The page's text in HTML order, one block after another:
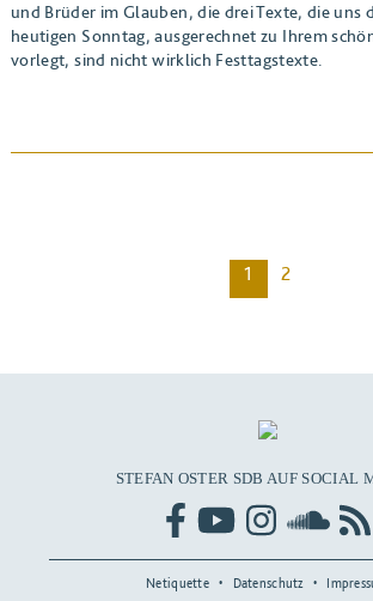
BEITRAG ANSEHEN
und Brüder im Glauben, die drei Texte, die uns
heutigen Sonntag, ausgerechnet zu Ihrem
vorlegt, sind nicht wirklich Festtagstexte.
1 2
STEFAN OSTER SDB AUF SOCIAL
Netiquette Datenschutz